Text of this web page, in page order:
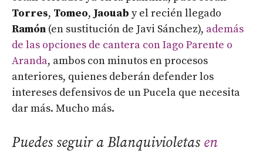
Torres, Tomeo, Jaouab y el recién llegado
Ramón (en sustitución de Javi Sánchez), además
de las opciones de cantera con Iago Parente o
Aranda, ambos con minutos en procesos
anteriores, quienes deberán defender los
intereses defensivos de un Pucela que necesita
dar más. Mucho más.
Puedes seguir a Blanquivioletas en